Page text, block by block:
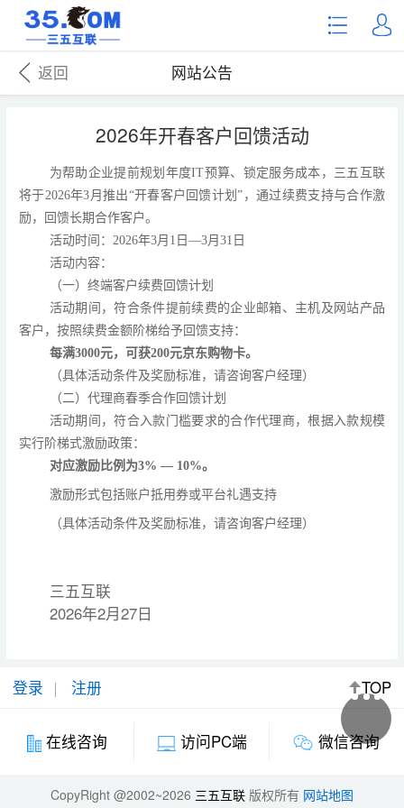
网站公告
返回
2026年开春客户回馈活动
为帮助企业提前规划年度IT预算、锁定服务成本，三五互联
将于2026年3月推出“开春客户回馈计划”，通过续费支持与合作激
励，回馈长期合作客户。
活动时间 ： 2026年3月1日—3月31日
活动内容：
（一） 终端客户续费回馈计划
活动期间，符合条件提前续费的企业邮箱、主机及网站产品
客户，按照续费金额阶梯给予回馈支持：
每满3000元，可获200元京东购物卡。
（具体活动条件及奖励标准，请咨询客户经理）
（二）代理商春季合作回馈计划
活动期间，符合入款门槛要求的合作代理商，根据入款规模
实行阶梯式激励政策：
对应激励比例为3% — 10%。
激励形式包括账户抵用券或平台礼遇支持
（具体活动条件及奖励标准，请咨询客户经理）
三五互联
2026年2月27日
登录 注册 TOP
在线咨询 访问PC端 微信咨询
CopyRight @2002~2026 三五互联 版权所有 网站地图